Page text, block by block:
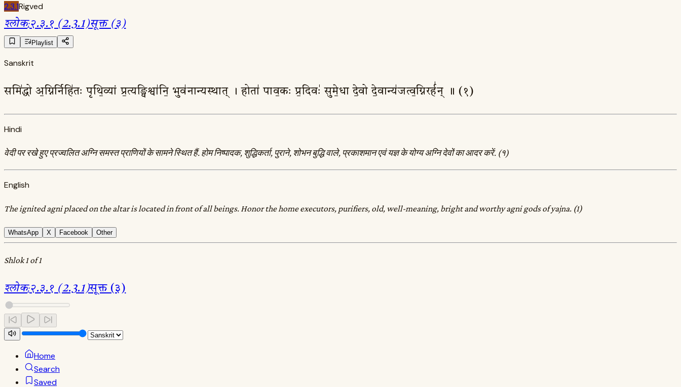
2.3.1Rigved
श्लोक:२.३.१ (2.3.1)सूक्त (३)
Playlist
Sanskrit
समि॑द्धो अ॒ग्निर्निहि॑तः पृथि॒व्यां प्र॒त्यङ्विश्वा॑नि॒ भुव॑नान्यस्थात् । होता॑ पाव॒कः प्र॒दिवः॑ सुमे॒धा दे॒वो दे॒वान्य॑जत्व॒ग्निरर्ह॑न् ॥ (१)
Hindi
वेदी पर रखे हुए प्रज्वलित अग्नि समस्त प्राणियों के सामने स्थित हैं. होम निष्पादक, शुद्धिकर्ता, पुराने, शोभन बुद्धि वाले, प्रकाशमान एवं यज्ञ के योग्य अग्नि देवों का आदर करें. (१)
English
The ignited agni placed on the altar is located in front of all beings. Honor the home executors, purifiers, old, well-meaning, bright and worthy agni gods of yajna. (1)
WhatsApp X Facebook Other
Shlok 1 of 1
श्लोक:२.३.१ (2.3.1)सूक्त (३)
Home
Search
Saved